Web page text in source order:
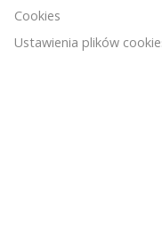
Cookies
Ustawienia plików